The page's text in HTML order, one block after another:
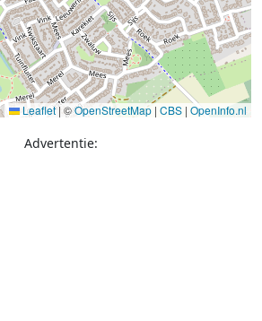
Leaflet|©OpenStreetMap | CBS | OpenInfo.nl
Advertentie: